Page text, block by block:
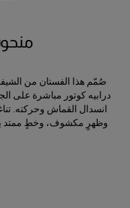
صُمّم هذا الفستان من
درابيه كوتور مباشرة على
انسدال القماش وحركته.
وظهرٍ مكشوف، وخطٍ ممتد